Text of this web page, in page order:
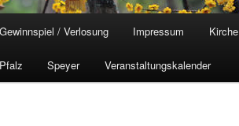
Gewinnspiel / Verlosung Impressum Kirche
Speyer Veranstaltungskalender